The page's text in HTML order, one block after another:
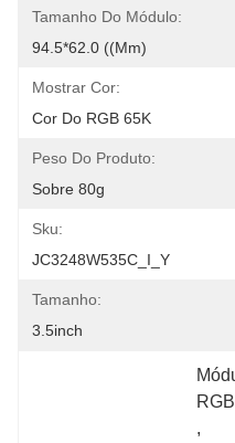
Tamanho Do Módulo:
94.5*62.0 ((mm)
Mostrar Cor:
Cor Do RGB 65K
Peso Do Produto:
Sobre 80g
Sku:
JC3248W535C_I_Y
Tamanho:
3.5inch
,